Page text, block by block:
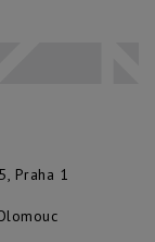
Praha 1